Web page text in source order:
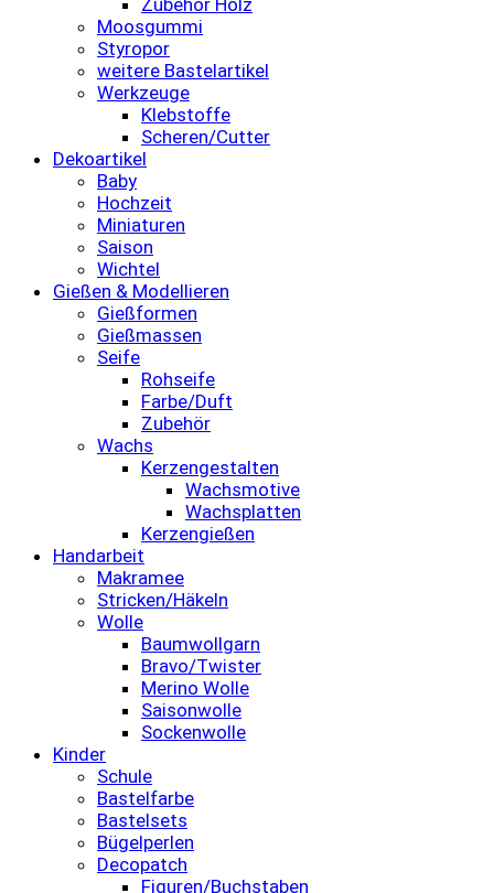
Moosgummi
Styropor
weitere Bastelartikel
Werkzeuge
Klebstoffe
Scheren/Cutter
Dekoartikel
Baby
Hochzeit
Miniaturen
Saison
Wichtel
Gießen & Modellieren
Gießformen
Gießmassen
Seife
Rohseife
Farbe/Duft
Zubehör
Wachs
Kerzengestalten
Wachsmotive
Wachsplatten
Kerzengießen
Handarbeit
Makramee
Stricken/Häkeln
Wolle
Baumwollgarn
Bravo/Twister
Merino Wolle
Saisonwolle
Sockenwolle
Kinder
Schule
Bastelfarbe
Bastelsets
Bügelperlen
Decopatch
Figuren/Buchstaben